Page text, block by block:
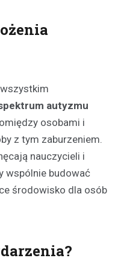
autyzmu
osobami i
z tym zaburzeniem.
nauczycieli i
wspólnie budować
środowisko dla osób